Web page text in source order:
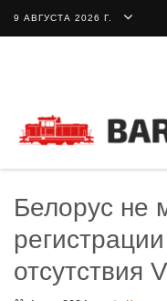
9 АВГУСТА 2026 Г.
Белорус не
отсутствия